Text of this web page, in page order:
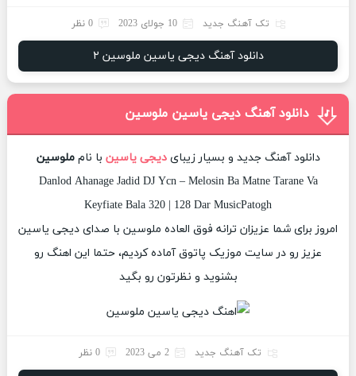
تک آهنگ جدید 10 جولای 2023 0 نظر
دانلود آهنگ دیجی یاسین ملوسین ۲
دانلود آهنگ دیجی یاسین ملوسین
دانلود آهنگ جدید و بسیار زیبایدیجی یاسین با نامملوسین
Danlod Ahanage Jadid DJ Ycn – Melosin Ba Matne Tarane Va
Keyfiate Bala 320 | 128 Dar MusicPatogh
امروز برای شما عزیزان ترانه فوق العاده ملوسین با صدای دیجی یاسین
عزیز رو در سایت موزیک پاتوق آماده کردیم، حتما این اهنگ رو
بشنوید و نظرتون رو بگید
تک آهنگ جدید 2 می 2023 0 نظر